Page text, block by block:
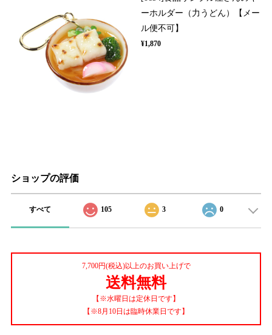
ーホルダー（力うどん）【メー
ル便不可】
¥1,870
ショップの評価
すべて 105 3 0
7,700円(税込)以上のお買い上げで
送料無料
【※水曜日は定休日です】
【※8月10日は臨時休業日です】